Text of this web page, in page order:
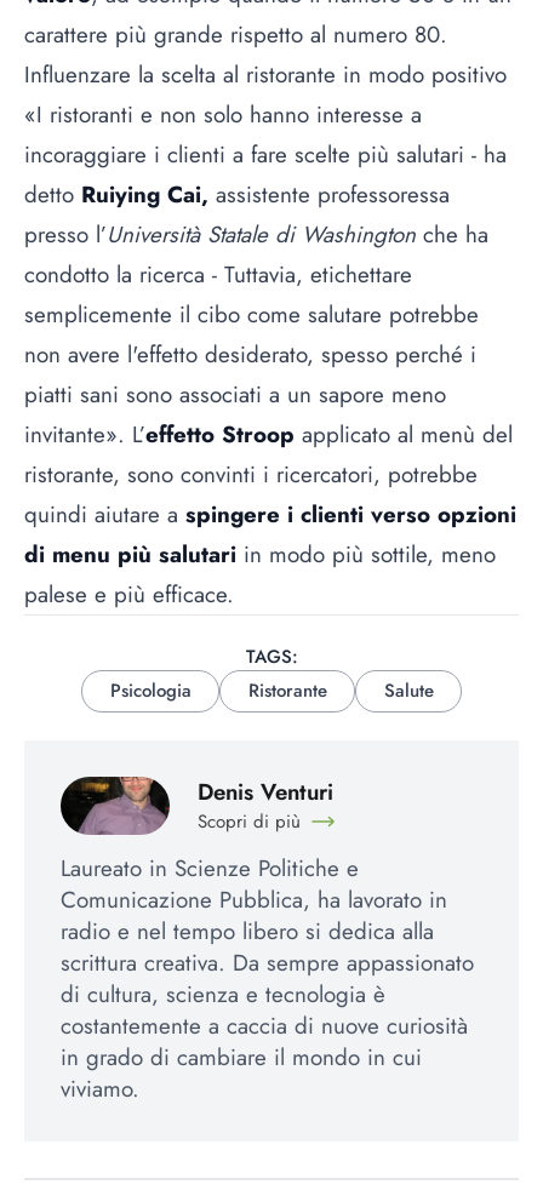
carattere più grande rispetto al numero 80.
Influenzare la scelta al ristorante in modo positivo
«I ristoranti e non solo hanno interesse a
incoraggiare i clienti a fare scelte più salutari - ha
detto Ruiying Cai, assistente professoressa
presso l’Università Statale di Washington che ha
condotto la ricerca - Tuttavia, etichettare
semplicemente il cibo come salutare potrebbe
non avere l'effetto desiderato, spesso perché i
piatti sani sono associati a un sapore meno
invitante». L’effetto Stroop applicato al menù del
ristorante, sono convinti i ricercatori, potrebbe
quindi aiutare a spingere i clienti verso opzioni
di menu più salutari in modo più sottile, meno
palese e più efficace.
TAGS:
Psicologia
Ristorante Salute
Denis Venturi
Scopri di più
Laureato in Scienze Politiche e
Comunicazione Pubblica, ha lavorato in
radio e nel tempo libero si dedica alla
scrittura creativa. Da sempre appassionato
di cultura, scienza e tecnologia è
costantemente a caccia di nuove curiosità
in grado di cambiare il mondo in cui
viviamo.